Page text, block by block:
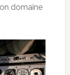
domaine